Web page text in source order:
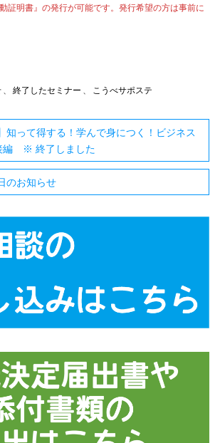
証明書』の発行が可能です。発行希望の方は事前に
、 終了したセミナー 、 こうべサポステ
知って得する！学んで身につく！ビジネス
編 ※ 終了しました
のお知らせ